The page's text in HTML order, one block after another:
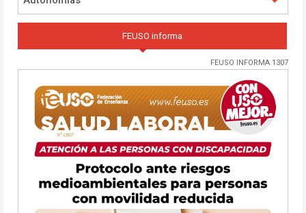
FEUSO informa
FEUSO INFORMA 1307